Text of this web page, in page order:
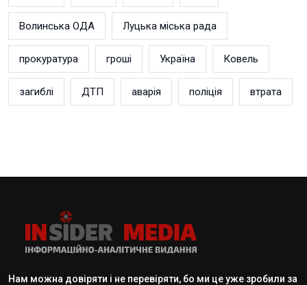
Волинська ОДА Луцька міська рада
прокуратура гроші Україна Ковель
загиблі ДТП аварія поліція втрата
Нам можна довіряти і не перевіряти, бо ми це уже зробили за